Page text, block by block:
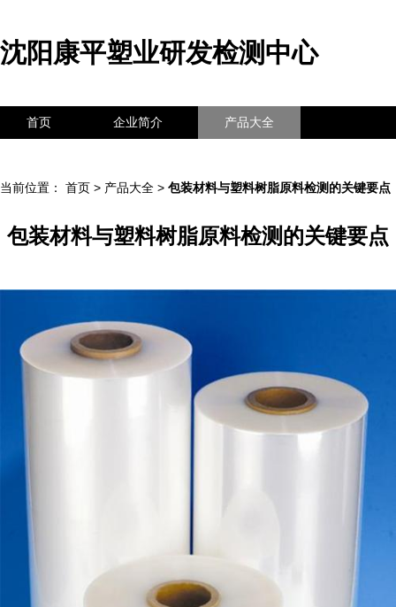
沈阳康平塑业研发检测中心
首页 企业简介 产品大全
当前位置： 首页 > 产品大全 > 包装材料与塑料树脂原料检测的关键要点
包装材料与塑料树脂原料检测的关键要点